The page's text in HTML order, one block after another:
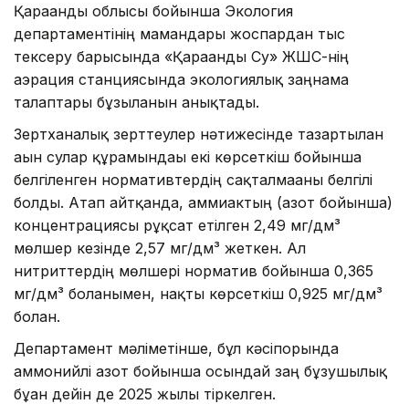
Қарағанды облысы бойынша Экология
департаментінің мамандары жоспардан тыс
тексеру барысында «Қарағанды Су» ЖШС-нің
аэрация станциясында экологиялық заңнама
талаптары бұзылғанын анықтады.
Зертханалық зерттеулер нәтижесінде тазартылған
ағын сулар құрамындағы екі көрсеткіш бойынша
белгіленген нормативтердің сақталмағаны белгілі
болды. Атап айтқанда, аммиактың (азот бойынша)
концентрациясы рұқсат етілген 2,49 мг/дм³
мөлшер кезінде 2,57 мг/дм³ жеткен. Ал
нитриттердің мөлшері норматив бойынша 0,365
мг/дм³ болғанымен, нақты көрсеткіш 0,925 мг/дм³
болған.
Департамент мәліметінше, бұл кәсіпорында
аммонийлі азот бойынша осындай заң бұзушылық
бұған дейін де 2025 жылы тіркелген.